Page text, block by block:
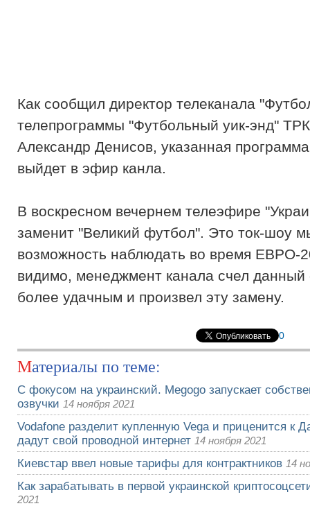
Как сообщил директор телеканала
телепрограммы "Футбольный уик-энд"
Александр Денисов, указанная
выйдет в эфир канла.
В воскресном вечернем телеэфире
заменит "Великий футбол". Это ток-шоу
возможность наблюдать во время ЕВРО-
видимо, менеджмент канала счел
более удачным и произвел эту замену.
0
Материалы по теме:
С фокусом на украинский. Megogo запускает
озвучки 14 ноября 2021
Vodafone разделит купленную Vega и приценится к
дадут свой проводной интернет 14 ноября 2021
Киевстар ввел новые тарифы для контрактников 14
Как зарабатывать в первой украинской
2021